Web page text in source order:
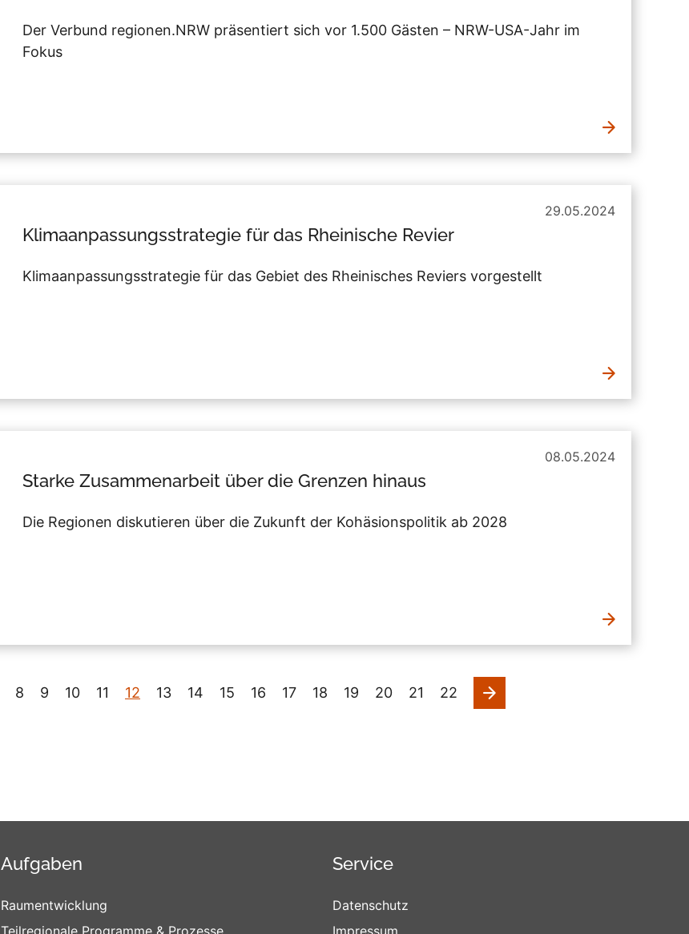
Der Verbund regionen.NRW präsentiert sich vor 1.500 Gästen – NRW-USA-Jahr im
Fokus
29.05.2024
Klimaanpassungsstrategie für das Rheinische Revier
Klimaanpassungsstrategie für das Gebiet des Rheinisches Reviers vorgestellt
08.05.2024
Starke Zusammenarbeit über die Grenzen hinaus
Die Regionen diskutieren über die Zukunft der Kohäsionspolitik ab 2028
8 9 10 11 12 13 14 15 16 17 18 19 20 21 22 nächste
Aufgaben
Raumentwicklung
Teilregionale Programme & Prozesse
Service
Datenschutz
Impressum